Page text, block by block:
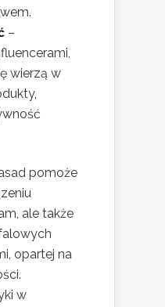
–
wierzą w
pomoże
ale także
opartej na
w